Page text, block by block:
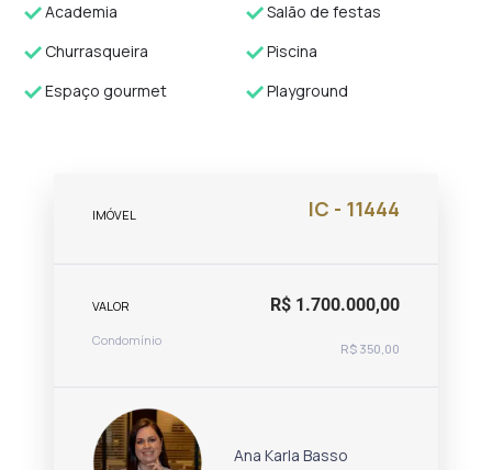
Academia
Salão de festas
Churrasqueira
Piscina
Espaço gourmet
Playground
IMÓVEL IC - 11444
VALOR R$ 1.700.000,00
Condomínio
R$ 350,00
Ana Karla Basso